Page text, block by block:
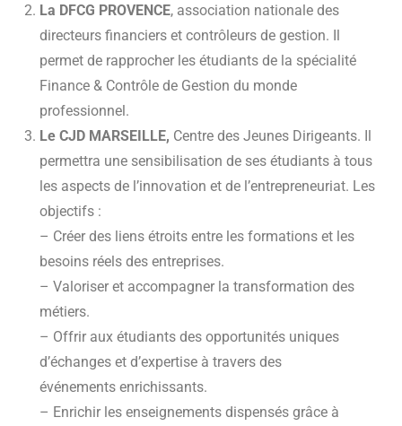
La DFCG PROVENCE, association nationale des
directeurs financiers et contrôleurs de gestion. Il
permet de rapprocher les étudiants de la spécialité
Finance & Contrôle de Gestion du monde
professionnel.
Le CJD MARSEILLE, Centre des Jeunes Dirigeants. Il
permettra une sensibilisation de ses étudiants à tous
les aspects de l’innovation et de l’entrepreneuriat. Les
objectifs :
– Créer des liens étroits entre les formations et les
besoins réels des entreprises.
– Valoriser et accompagner la transformation des
métiers.
– Offrir aux étudiants des opportunités uniques
d’échanges et d’expertise à travers des
événements enrichissants.
– Enrichir les enseignements dispensés grâce à